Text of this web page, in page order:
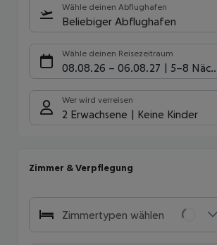
Wähle deinen Abflughafen
Beliebiger Abflughafen
Wähle deinen Reisezeitraum
08.08.26 – 06.08.27 5-8
Wer wird verreisen
2 Erwachsene Keine Kinder
Zimmer & Verpflegung
Zimmertypen wählen